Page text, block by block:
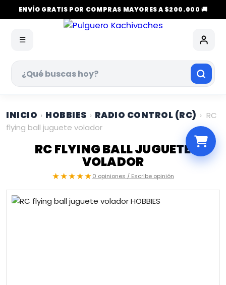
ENVÍO GRATIS POR COMPRAS MAYORES A $200.000 🚚
☰
INICIO › HOBBIES › RADIO CONTROL (RC) › RC
flying ball juguete volador
RC FLYING BALL JUGUETE
VOLADOR
★★★★★0 opiniones / Escribe opinión